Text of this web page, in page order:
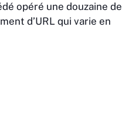
opéré une douzaine de
d’URL qui varie en